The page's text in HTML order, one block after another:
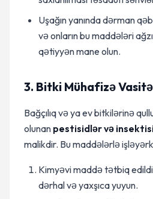
Uşağın yanında dərman
və onların bu maddələri
qətiyyən mane olun.
3. Bitki Mühafizə
Bağçılıq və ya ev bitkilərinə
olunan pestisidlər və
malikdir. Bu maddələrlə
Kimyəvi maddə tətbiq
dərhal və yaxşıca yuyun.